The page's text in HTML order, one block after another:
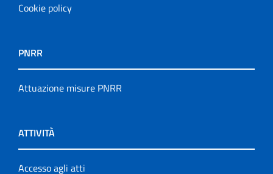
Cookie policy
PNRR
Attuazione misure PNRR
ATTIVITÀ
Accesso agli atti